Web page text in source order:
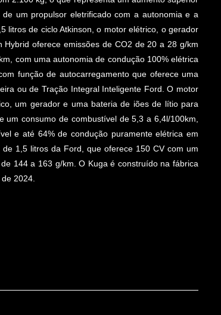
um propulsor eletrificado com a autonomia e a
litros de ciclo Atkinson, o motor elétrico, o gerador
oferece emissões de CO2 de 20 a 28 g/km
com uma autonomia de condução 100% elétrica
função de autocarregamento que oferece uma
ou de Tração Integral Inteligente Ford. O motor
um gerador e uma bateria de iões de lítio para
consumo de combustível de 5,3 a 6,4l/100km,
e até 64% de condução puramente elétrica em
de 1,5 litros da Ford, que oferece 150 CV com um
144 a 163 g/km. O Kuga é construído na fábrica
2024.